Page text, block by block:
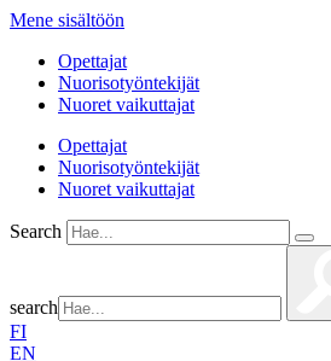
Mene sisältöön
Opettajat
Nuorisotyöntekijät
Nuoret vaikuttajat
Opettajat
Nuorisotyöntekijät
Nuoret vaikuttajat
Search
search
FI
EN